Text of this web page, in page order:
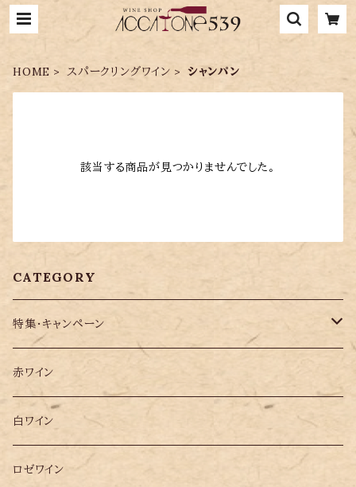
HOME スパークリングワイン シャンパン
該当する商品が見つかりませんでした。
CATEGORY
特集・キャンペーン
ソムリエ松田 2025年 ベスト10選ワイン
大阪万博ポルトガル・パビリオンで提供したワイン10選
赤ワイン
白ワイン
ロゼワイン